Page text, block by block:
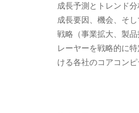
成長予測とトレンド
成長要因、機会、そ
戦略（事業拡大、製
レーヤーを戦略的に
ける各社のコアコン